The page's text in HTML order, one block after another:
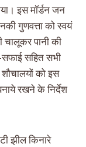
इस मॉर्डन जन
गुणवत्ता को स्वयं
चालूकर पानी की
सफाई सहित सभी
को इस
रखने के निर्देश
झील किनारे